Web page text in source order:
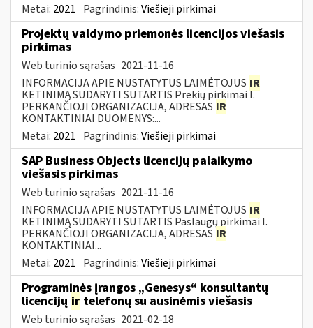
Metai: 2021 Pagrindinis:Viešieji pirkimai
Projektų valdymo priemonės licencijos viešasis
pirkimas
Web turinio sąrašas 2021-11-16
INFORMACIJA APIE NUSTATYTUS LAIMĖTOJUS IR
KETINIMĄ SUDARYTI SUTARTIS Prekių pirkimai I.
PERKANČIOJI ORGANIZACIJA, ADRESAS IR
KONTAKTINIAI DUOMENYS:...
Metai: 2021 Pagrindinis:Viešieji pirkimai
SAP Business Objects licencijų palaikymo
viešasis pirkimas
Web turinio sąrašas 2021-11-16
INFORMACIJA APIE NUSTATYTUS LAIMĖTOJUS IR
KETINIMĄ SUDARYTI SUTARTIS Paslaugų pirkimai I.
PERKANČIOJI ORGANIZACIJA, ADRESAS IR
KONTAKTINIAI...
Metai: 2021 Pagrindinis:Viešieji pirkimai
Programinės įrangos „Genesys“ konsultantų
licencijų ir telefonų su ausinėmis viešasis
Web turinio sąrašas 2021-02-18